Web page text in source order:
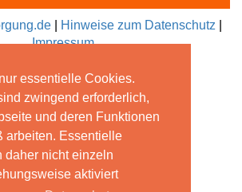
essentielle Cookies.
zwingend erforderlich,
und deren Funktionen
arbeiten. Essentielle
daher nicht einzeln
aktiviert
Hinweise zum Datenschutz
Impressum